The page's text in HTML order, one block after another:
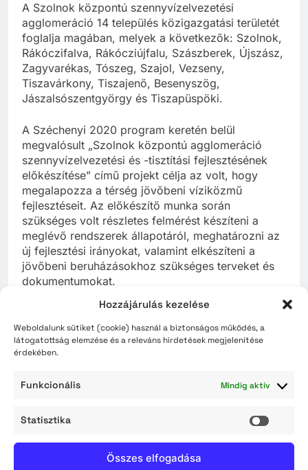
Hozzájárulás kezelése
Weboldalunk sütiket (cookie) használ a biztonságos működés, a
látogatottság elemzése és a releváns hirdetések megjelenítése
érdekében.
Funkcionális Mindig aktív
Statisztika
Összes elfogadása
A Szolnok központú szennyvízelvezetési
agglomeráció 14 település közigazgatási területét
foglalja magában, melyek a következők: Szolnok,
Rákóczifalva, Rákócziújfalu, Szászberek, Újszász,
Zagyvarékas, Tószeg, Szajol, Vezseny,
Tiszavárkony, Tiszajenő, Besenyszög,
Jászalsószentgyörgy és Tiszapüspöki.
A Széchenyi 2020 program keretén belül
megvalósult „Szolnok központú agglomeráció
szennyvízelvezetési és -tisztítási fejlesztésének
előkészítése” című projekt célja az volt, hogy
megalapozza a térség jövőbeni víziközmű
fejlesztéseit. Az előkészítő munka során
szükséges volt részletes felmérést készíteni a
meglévő rendszerek állapotáról, meghatározni az
új fejlesztési irányokat, valamint elkészíteni a
jövőbeni beruházásokhoz szükséges terveket és
dokumentumokat.
A vizsgálatok alapján kiderült, hogy a belvárosi
csatornahálózat több szakaszán jelentős
állagromlás tapasztalható. A beton főgyűjtők
szerkezete károsodott, ezért ezek rekonstrukciója
elengedhetetlenné vált.
Előkészítették az ivóvízellátó rendszer
fejlesztését is. Elkészültek többek között: